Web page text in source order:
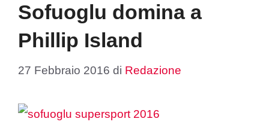
Sofuoglu domina a
Phillip Island
27 Febbraio 2016 di Redazione